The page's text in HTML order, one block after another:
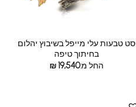
סט טבעות עלי מייפל בשיבוץ יהלום
בחיתוך טיפה
החל מ:
₪19,540